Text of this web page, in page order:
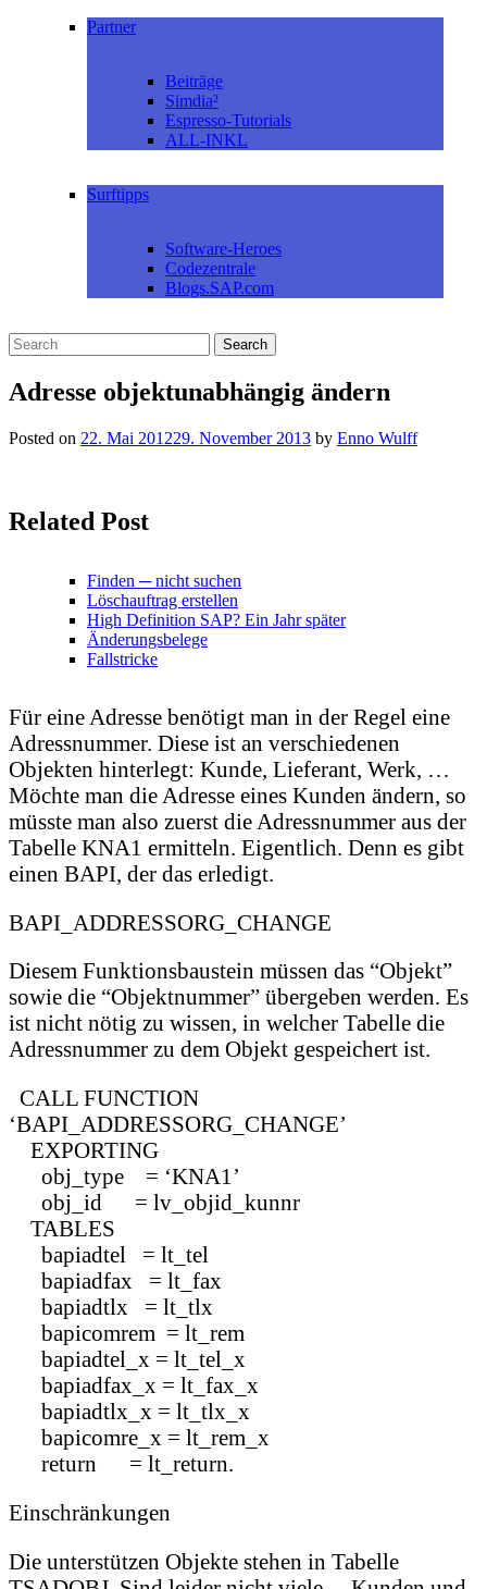
Partner
Beiträge
Simdia²
Espresso-Tutorials
ALL-INKL
Surftipps
Software-Heroes
Codezentrale
Blogs.SAP.com
Adresse objektunabhängig ändern
Posted on 22. Mai 201229. November 2013 by Enno Wulff
Related Post
Finden ─ nicht suchen
Löschauftrag erstellen
High Definition SAP? Ein Jahr später
Änderungsbelege
Fallstricke
Für eine Adresse benötigt man in der Regel eine
Adressnummer. Diese ist an verschiedenen
Objekten hinterlegt: Kunde, Lieferant, Werk, …
Möchte man die Adresse eines Kunden ändern, so
müsste man also zuerst die Adressnummer aus der
Tabelle KNA1 ermitteln. Eigentlich. Denn es gibt
einen BAPI, der das erledigt.
BAPI_ADDRESSORG_CHANGE
Diesem Funktionsbaustein müssen das “Objekt”
sowie die “Objektnummer” übergeben werden. Es
ist nicht nötig zu wissen, in welcher Tabelle die
Adressnummer zu dem Objekt gespeichert ist.
CALL FUNCTION
‘BAPI_ADDRESSORG_CHANGE’
EXPORTING
obj_type = ‘KNA1’
obj_id = lv_objid_kunnr
TABLES
bapiadtel = lt_tel
bapiadfax = lt_fax
bapiadtlx = lt_tlx
bapicomrem = lt_rem
bapiadtel_x = lt_tel_x
bapiadfax_x = lt_fax_x
bapiadtlx_x = lt_tlx_x
bapicomre_x = lt_rem_x
return = lt_return.
Einschränkungen
Die unterstützen Objekte stehen in Tabelle